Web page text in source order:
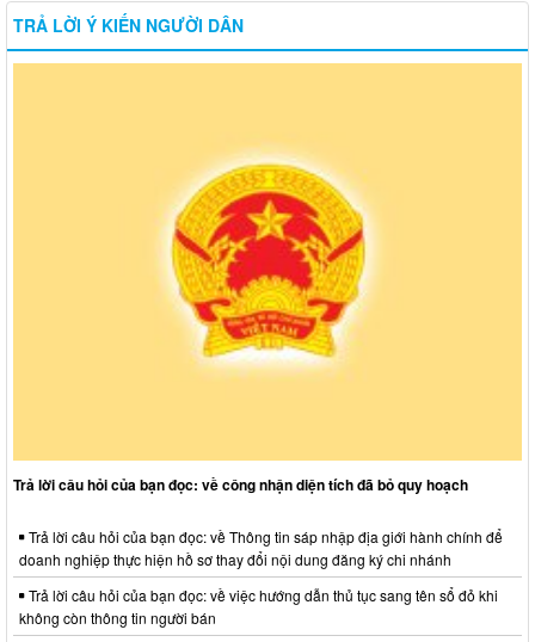
TRẢ LỜI Ý KIẾN NGƯỜI DÂN
Trả lời câu hỏi của bạn đọc: về công nhận diện tích đã bỏ quy hoạch
Trả lời câu hỏi của bạn đọc: về Thông tin sáp nhập địa giới hành chính để
doanh nghiệp thực hiện hồ sơ thay đổi nội dung đăng ký chi nhánh
Trả lời câu hỏi của bạn đọc: về việc hướng dẫn thủ tục sang tên sổ đỏ khi
không còn thông tin người bán